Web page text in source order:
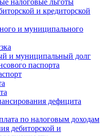
и кредиторской
и муниципального
и муниципальный долг
паспорта
дефицита
по налоговым доходам
дебиторской и